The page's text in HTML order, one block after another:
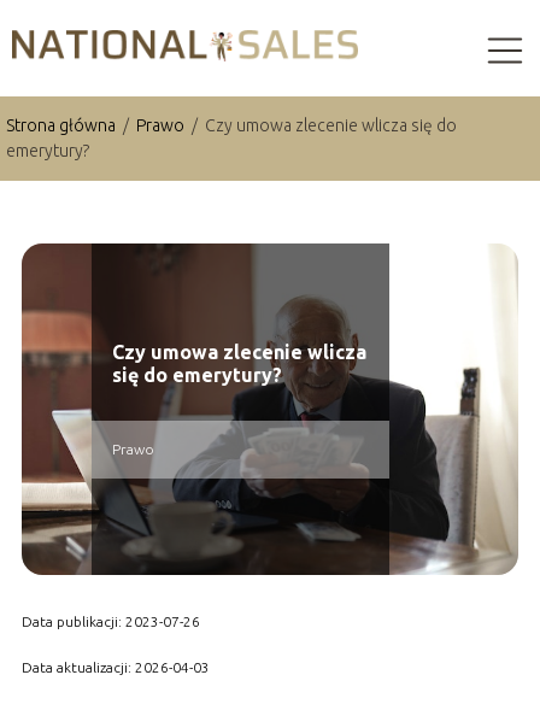
Strona główna / Prawo / Czy umowa zlecenie wlicza się do
emerytury?
Czy umowa zlecenie wlicza
się do emerytury?
Prawo
Data publikacji: 2023-07-26
Data aktualizacji: 2026-04-03